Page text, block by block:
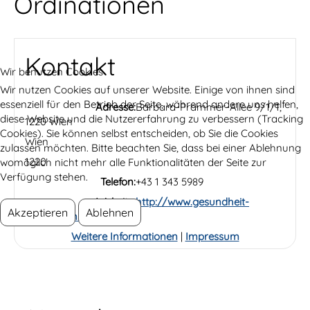
Kontakt
Adresse:Barbara-Prammer-Allee 9/1/1,
1220 Wien
Wien
1220
Telefon:+43 1 343 5989
Website:http://www.gesundheit-
leuchtturm.at
Wir benutzen Cookies
Wir nutzen Cookies auf unserer Website. Einige von ihnen sind
essenziell für den Betrieb der Seite, während andere uns helfen,
diese Website und die Nutzererfahrung zu verbessern (Tracking
Cookies). Sie können selbst entscheiden, ob Sie die Cookies
zulassen möchten. Bitte beachten Sie, dass bei einer Ablehnung
womöglich nicht mehr alle Funktionalitäten der Seite zur
Verfügung stehen.
Akzeptieren Ablehnen
Weitere Informationen| Impressum